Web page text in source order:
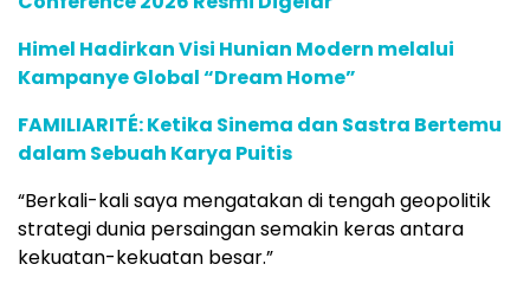
Himel Hadirkan Visi Hunian Modern melalui
Kampanye Global “Dream Home”
FAMILIARITÉ: Ketika Sinema dan Sastra Bertemu
dalam Sebuah Karya Puitis
“Berkali-kali saya mengatakan di tengah geopolitik
strategi dunia persaingan semakin keras antara
kekuatan-kekuatan besar.”